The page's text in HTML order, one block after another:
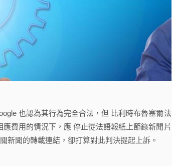
也認為其行為完全合法，但 比利時布魯塞爾法
費用的情況下，應 停止從法語報紙上節錄新聞片
新聞的轉載連結，卻打算對此判決提起上訴。